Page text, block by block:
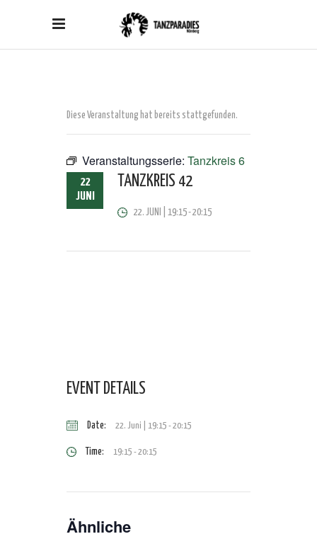
Diese Veranstaltung hat bereits stattgefunden.
Veranstaltungsserie: Tanzkreis 6
22
JUNI
TANZKREIS 42
22. JUNI | 19:15-20:15
EVENT DETAILS
Date: 22. Juni | 19:15 -20:15
Time: 19:15 - 20:15
Ähnliche